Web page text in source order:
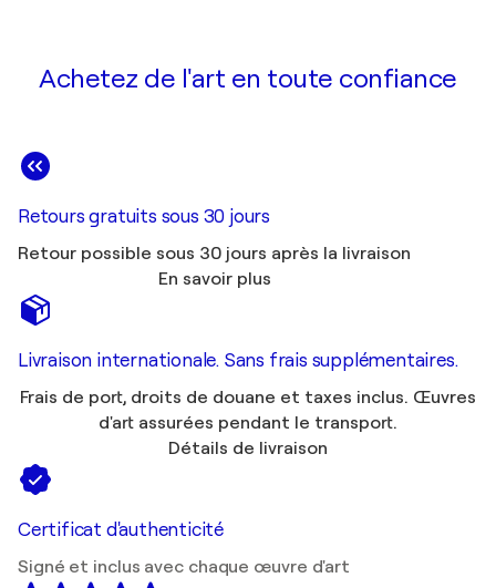
Achetez de l'art en toute confiance
Retours gratuits sous 30 jours
Retour possible sous 30 jours après la livraison
En savoir plus
Livraison internationale. Sans frais supplémentaires.
Frais de port, droits de douane et taxes inclus. Œuvres
d'art assurées pendant le transport.
Détails de livraison
Certificat d'authenticité
Signé et inclus avec chaque œuvre d'art